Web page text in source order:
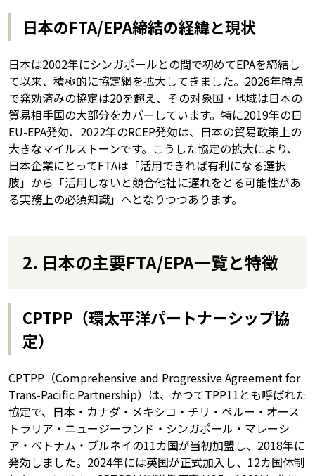
日本のFTA/EPA締結の経緯と現状
日本は2002年にシンガポールとの間で初めてEPAを締結し
て以来、積極的に協定網を拡大してきました。2026年時点
で発効済みの協定は20を超え、その対象国・地域は日本の
貿易相手国の大部分をカバーしています。特に2019年の日
EU-EPA発効、2022年のRCEP発効は、日本の貿易政策上の
大きなマイルストーンです。こうした協定の拡大により、
日本企業にとってFTAは「活用できれば有利になる選択
肢」から「活用しないと競合他社に遅れをとる可能性があ
る実務上の必須知識」へとなりつつあります。
2. 日本の主要FTA/EPA一覧と特徴
CPTPP（環太平洋パートナーシップ協
定）
CPTPP（Comprehensive and Progressive Agreement for
Trans-Pacific Partnership）は、かつてTPP11とも呼ばれた
協定で、日本・カナダ・メキシコ・チリ・ペルー・オース
トラリア・ニュージーランド・シンガポール・マレーシ
ア・ベトナム・ブルネイの11カ国が当初加盟し、2018年に
発効しました。2024年には英国が正式加入し、12カ国体制